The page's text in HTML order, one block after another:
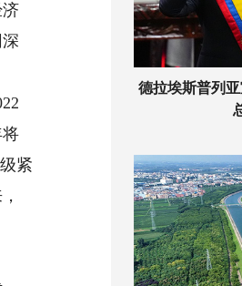
紧
德拉埃斯普列